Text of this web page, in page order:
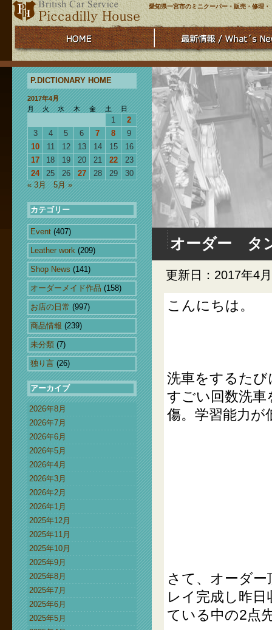
愛知県一宮市のミニクーパー・販売・修理
P.DICTIONARY HOME
2017年4月
月
火 水 木 金 土 日
1
2
3
4 5 6 7 8
9
10
11 12 13 14 15
16
17
18 19 20 21 22
23
24
25 26 27 28 29
30
« 3月
5月 »
カテゴリー
Event (407)
Leather work (209)
Shop News (141)
オーダーメイド作品 (158)
お店の日常 (997)
商品情報 (239)
未分類 (7)
独り言 (26)
アーカイブ
2026年8月
2026年7月
2026年6月
2026年5月
2026年4月
2026年3月
2026年2月
2026年1月
2025年12月
2025年11月
2025年10月
2025年9月
2025年8月
2025年7月
2025年6月
2025年5月
オーダー タ
更新日：2017年4
こんにちは。
洗車をするた
すごい回数洗
傷。学習能力
さて、オーダ
レイ完成し昨
ている中の2点